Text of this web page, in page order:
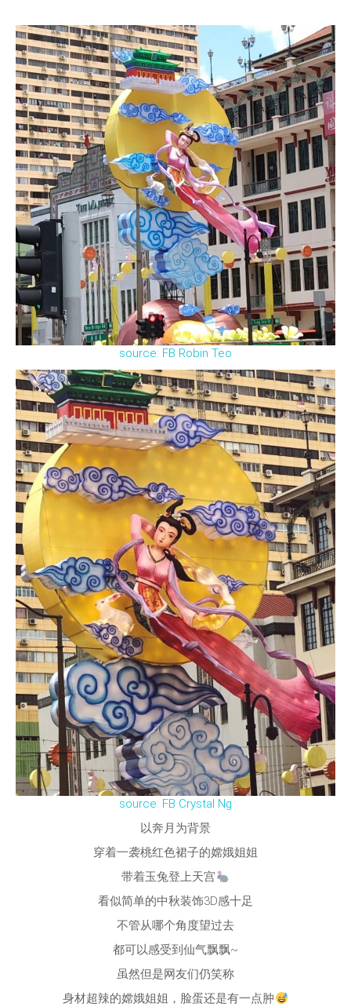
source: FB Robin Teo
source: FB Crystal Ng
以奔月为背景
穿着一袭桃红色裙子的嫦娥姐姐
带着玉兔登上天宫
看似简单的中秋装饰3D感十足
不管从哪个角度望过去
都可以感受到仙气飘飘~
虽然但是网友们仍笑称
身材超辣的嫦娥姐姐，脸蛋还是有一点肿